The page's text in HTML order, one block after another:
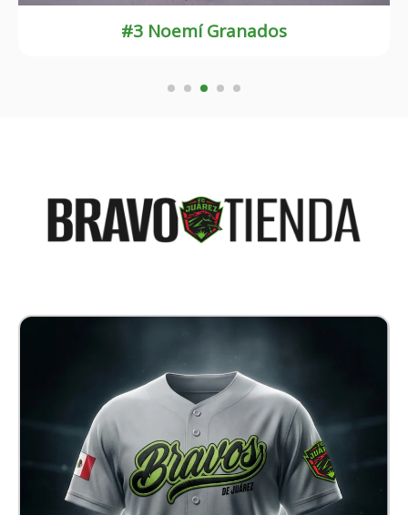
#23 Blanca Solís
Jersey Baseball Bravos